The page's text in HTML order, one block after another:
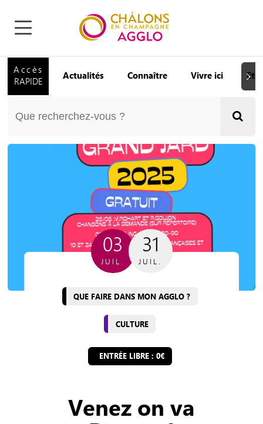
Accès
RAPIDE
Actualités Connaître Vivre ici
03
JUIL.
31
JUIL.
QUE FAIRE DANS MON AGGLO ?
CULTURE
ENTRÉE LIBRE : 0€
Venez on va